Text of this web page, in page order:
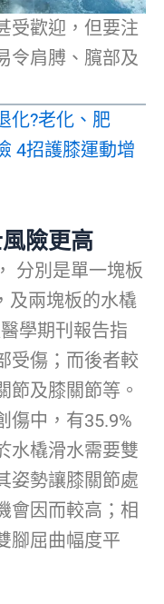
受歡迎，但要注
令肩膊、臗部及
化?老化、肥
4招護膝運動增
險更高
分別是單一塊板
及兩塊板的水橇
學期刊報告指
受傷；而後者較
節及膝關節等。
傷中，有35.9%
水橇滑水需要雙
姿勢讓膝關節處
會因而較高；相
腳屈曲幅度平